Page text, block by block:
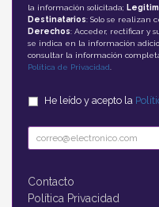
la información solicitada;
Destinatarios: Solo se realizan
Derechos: Acceder, rectificar y
se indica en la información
consultar la información
Política de Privacidad
He leído y acepto la
Contacto
Política Privacidad